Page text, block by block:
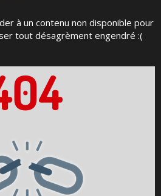
à un contenu non disponible pour
tout désagrèment engendré :(